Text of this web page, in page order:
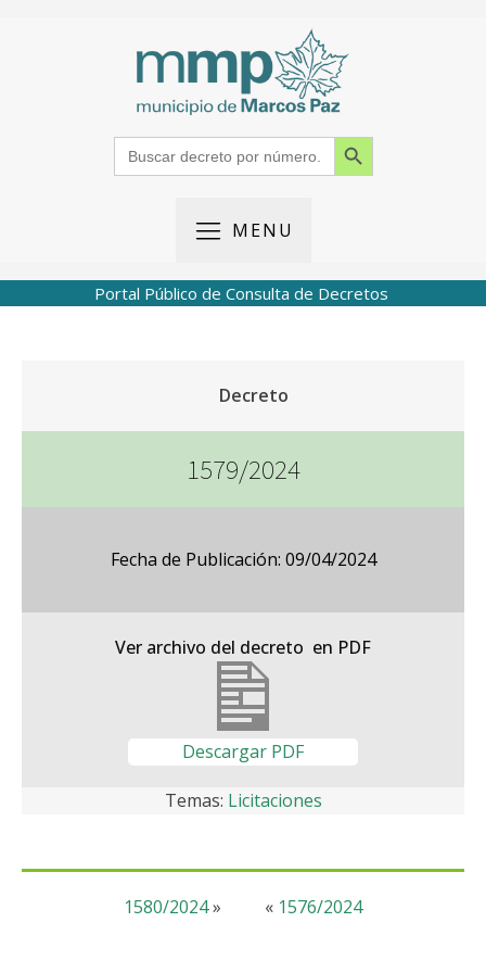
Search
for:
Search Button
MENU
Portal Público de Consulta de Decretos
Decreto
1579/2024
Fecha de Publicación: 09/04/2024
Ver archivo del decreto en PDF
Descargar PDF
Temas: Licitaciones
« 1576/2024
1580/2024»